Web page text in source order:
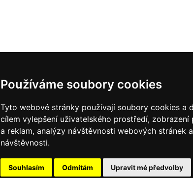
Používáme soubory cookies
Tyto webové stránky používají soubory cookies a
cílem vylepšení uživatelského prostředí, zobrazení
a reklam, analýzy návštěvnosti webových stránek
návštěvnosti.
Souhlasím Odmítám Upravit mé předvolby